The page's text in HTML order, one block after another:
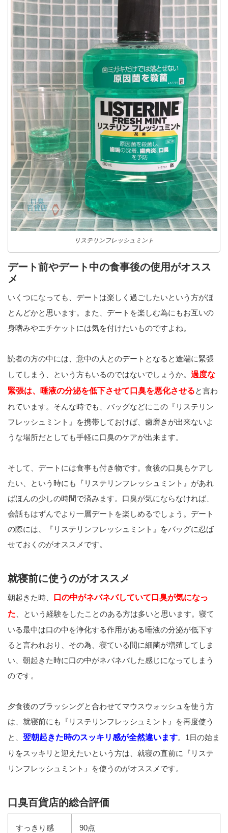
リステリンフレッシュミント
デート前やデート中の食事後の使用がオスス
メ
いくつになっても、デートは楽しく過ごしたいという方がほ
とんどかと思います。また、デートを楽しむ為にもお互いの
身嗜みやエチケットには気を付けたいものですよね。
読者の方の中には、意中の人とのデートとなると途端に緊張
してしまう、という方もいるのではないでしょうか。 過度な
緊張は、唾液の分泌を低下させて口臭を悪化させると言わ
れています。そんな時でも、バッグなどにこの『リステリン
フレッシュミント』を携帯しておけば、歯磨きが出来ないよ
うな場所だとしても手軽に口臭のケアが出来ます。
そして、デートには食事も付き物です。食後の口臭もケアし
たい、という時にも『リステリンフレッシュミント』があれ
ばほんの少しの時間で済みます。口臭が気にならなければ、
会話もはずんでより一層デートを楽しめるでしょう。デート
の際には、『リステリンフレッシュミント』をバッグに忍ば
せておくのがオススメです。
就寝前に使うのがオススメ
朝起きた時、
口の中がネバネバしていて口臭が気になっ
た 、という経験をしたことのある方は多いと思います。寝て
いる最中は口の中を浄化する作用がある唾液の分泌が低下す
ると言われおり、その為、寝ている間に細菌が増殖してしま
い、朝起きた時に口の中がネバネバした感じになってしまう
のです。
夕食後のブラッシングと合わせてマウスウォッシュを使う方
は、就寝前にも『リステリンフレッシュミント』を再度使う
と、 翌朝起きた時のスッキリ感が全然違います。1日の始ま
りをスッキリと迎えたいという方は、就寝の直前に『リステ
リンフレッシュミント』を使うのがオススメです。
口臭百貨店的総合評価
すっきり感 90点